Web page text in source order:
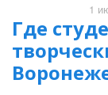
1
Где